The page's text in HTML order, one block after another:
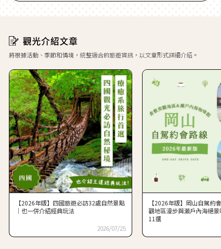
將根據活動、季節和情境，統整適合的旅遊資訊，以文章形式詳細介紹。
【2026年版】四國旅遊必訪32處自然景點
｜也一併介紹經典玩法
2026/07/25
【2026年版】岡山自駕約
觀地區漫步與瀨戶內海絕
11選